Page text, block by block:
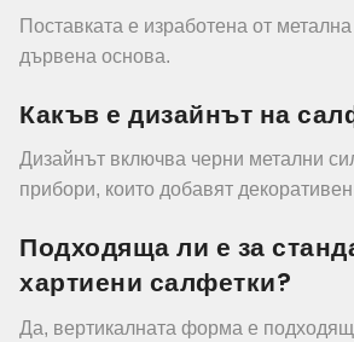
Поставката е изработена от
дървена основа.
Какъв е дизайнът на
Дизайнът включва черни метални
прибори, които добавят декоративен
Подходяща ли е за
хартиени салфетки?
Да, вертикалната форма е